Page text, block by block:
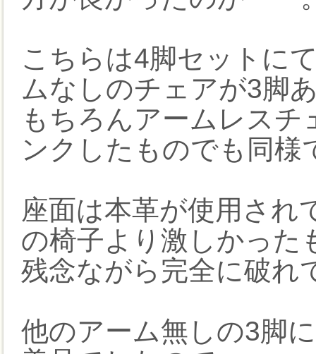
こちらは4脚セットに
ムなしのチェアが3脚
もちろんアームレス
ンクしたものでも同様
座面は本革が使用され
の椅子より激しかった
残念ながら完全に破れ
他のアーム無しの3脚